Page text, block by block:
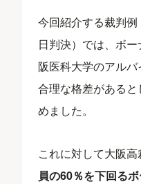
今回紹介する裁判
日判決）では、ボ
阪医科大学のアル
合理な格差がある
めました。
これに対して大阪高
員の60％を下回る